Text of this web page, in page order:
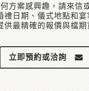
方案感興趣，請來信
禮日期、儀式地點和
供最精確的報價與檔期
立即預約或洽詢